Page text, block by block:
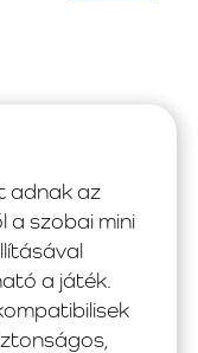
adnak az
a szobai mini
a játék.